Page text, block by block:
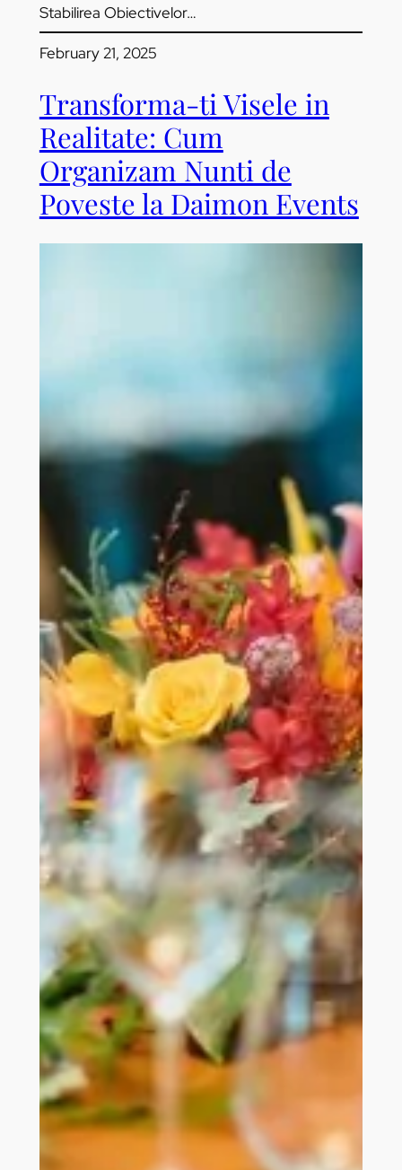
Stabilirea Obiectivelor…
February 21, 2025
Transforma-ti Visele in
Realitate: Cum
Organizam Nunti de
Poveste la Daimon Events